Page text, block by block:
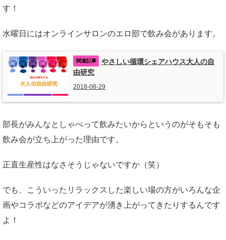
す！
水曜日にはオンラインサロンのエロ部で飲み会があります。
やさしい循環シェアハウス大人の自
由研究
2018-08-29
部長がみんなとしゃべって飲みたいからというのがそもそも
飲み会が立ち上がった理由です。
正直生産性はなさそうじゃないですか（笑）
でも、こういったリラックスした楽しい場の方がいろんな企
画やコラボなどのアイデアが湧き上がってきたりするんです
よ！